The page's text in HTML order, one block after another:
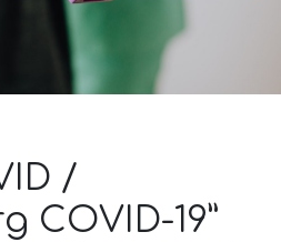
/
COVID-19”